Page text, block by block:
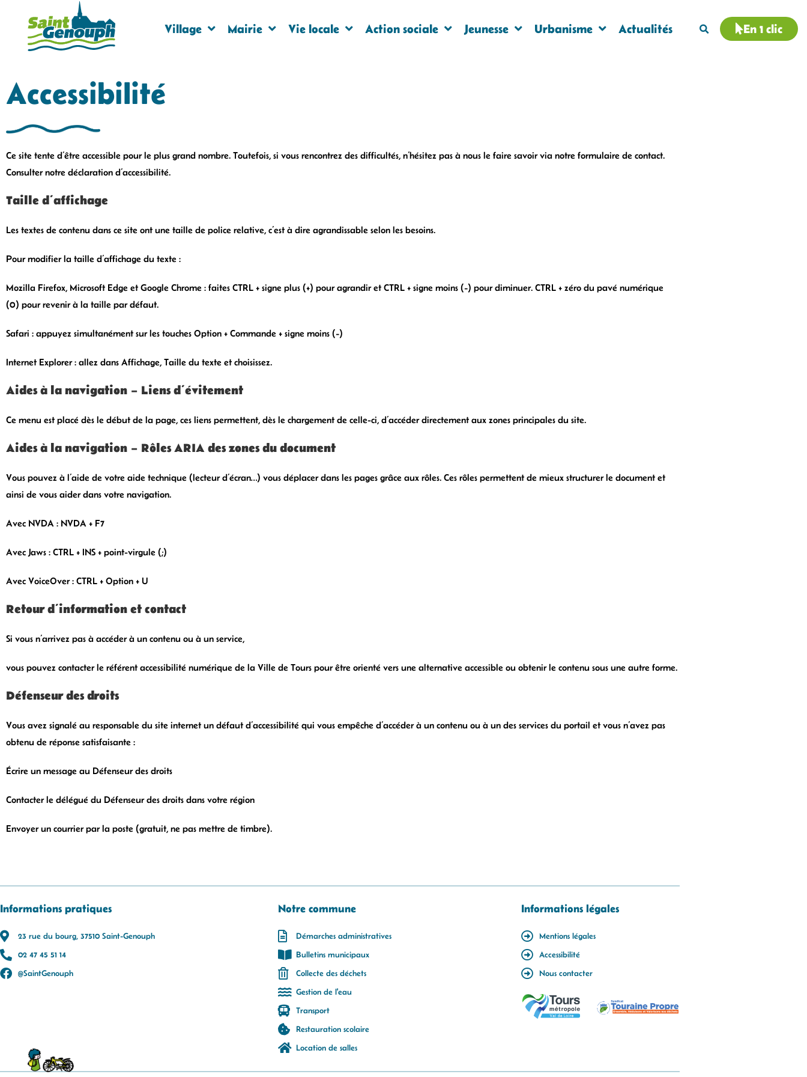
Village Mairie Vie locale Action sociale Jeunesse Urbanisme Actualités En 1 clic
Accessibilité
Ce site tente d’être accessible pour le plus grand nombre. Toutefois, si vous rencontrez des difficultés, n’hésitez pas à nous le faire savoir via notre formulaire de contact.
Consulter notre déclaration d’accessibilité.
Taille d’affichage
Les textes de contenu dans ce site ont une taille de police relative, c’est à dire agrandissable selon les besoins.
Pour modifier la taille d’affichage du texte :
Mozilla Firefox, Microsoft Edge et Google Chrome : faites CTRL + signe plus (+) pour agrandir et CTRL + signe moins (−) pour diminuer. CTRL + zéro du pavé numérique
(0) pour revenir à la taille par défaut.
Safari : appuyez simultanément sur les touches Option + Commande + signe moins (−)
Internet Explorer : allez dans Affichage, Taille du texte et choisissez.
Aides à la navigation – Liens d’évitement
Ce menu est placé dès le début de la page, ces liens permettent, dès le chargement de celle-ci, d’accéder directement aux zones principales du site.
Aides à la navigation – Rôles ARIA des zones du document
Vous pouvez à l’aide de votre aide technique (lecteur d’écran…) vous déplacer dans les pages grâce aux rôles. Ces rôles permettent de mieux structurer le document et
ainsi de vous aider dans votre navigation.
Avec NVDA : NVDA + F7
Avec Jaws : CTRL + INS + point-virgule (;)
Avec VoiceOver : CTRL + Option + U
Retour d’information et contact
Si vous n’arrivez pas à accéder à un contenu ou à un service,
vous pouvez contacter le référent accessibilité numérique de la Ville de Tours pour être orienté vers une alternative accessible ou obtenir le contenu sous une autre forme.
Défenseur des droits
Vous avez signalé au responsable du site internet un défaut d’accessibilité qui vous empêche d’accéder à un contenu ou à un des services du portail et vous n’avez pas
obtenu de réponse satisfaisante :
Écrire un message au Défenseur des droits
Contacter le délégué du Défenseur des droits dans votre région
Envoyer un courrier par la poste (gratuit, ne pas mettre de timbre).
Informations pratiques
23 rue du bourg, 37510 Saint-Genouph
02 47 45 51 14
@SaintGenouph
Notre commune
Démarches administratives
Bulletins municipaux
Collecte des déchets
Gestion de l'eau
Transport
Restauration scolaire
Location de salles
Informations légales
Mentions légales
Accessibilité
Nous contacter